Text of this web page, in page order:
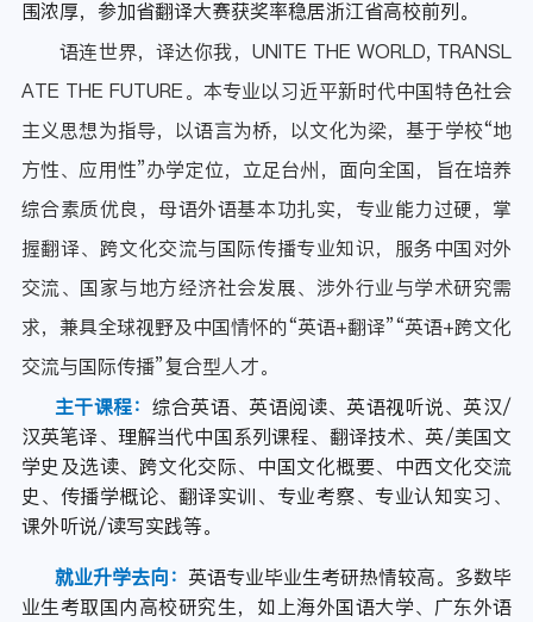
围浓厚，参加省翻译大赛获奖率稳居浙江省高校前列。
语连世界，译达你我，UNITE THE WORLD, TRANSL
ATE THE FUTURE。本专业以习近平新时代中国特色社会
主义思想为指导，以语言为桥，以文化为梁，基于学校“地
方性、应用性”办学定位，立足台州，面向全国，旨在培养
综合素质优良，母语外语基本功扎实，专业能力过硬，掌
握翻译、跨文化交流与国际传播专业知识，服务中国对外
交流、国家与地方经济社会发展、涉外行业与学术研究需
求，兼具全球视野及中国情怀的“英语+翻译”“英语+跨文化
交流与国际传播”复合型人才。
主干课程： 综合英语、英语阅读、英语视听说、英汉/
汉英笔译、理解当代中国系列课程、翻译技术、英/美国文
学史及选读、跨文化交际、中国文化概要、中西文化交流
史、传播学概论、翻译实训、专业考察、专业认知实习、
课外听说/读写实践等。
就业升学去向： 英语专业毕业生考研热情较高。多数毕
业生考取国内高校研究生，如上海外国语大学、广东外语